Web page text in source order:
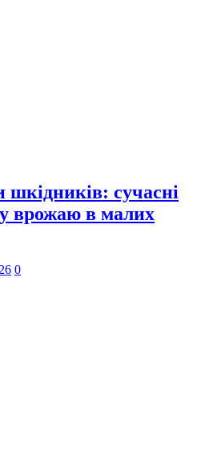
шкідників: сучасні
врожаю в малих
0